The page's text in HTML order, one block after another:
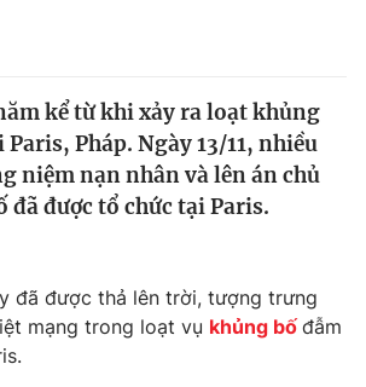
kể từ khi xảy ra loạt khủng
Pháp. Ngày 13/11, nhiều
niệm nạn nhân và lên án chủ
đã được tổ chức tại Paris.
đã được thả lên trời, tượng trưng
mạng trong loạt vụ khủng bố đẫm